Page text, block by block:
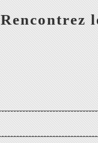
Rencontrez